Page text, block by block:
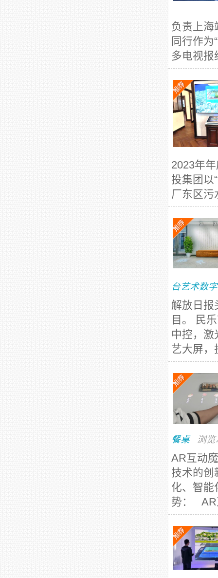
负责上
同行作
多电视报
2023年
投集团以
厂东区污
台艺术数
解放日报
目。 民
中控，激
艺大屏，
餐桌 浏
AR互动
技术的创
化、智能
势： AR